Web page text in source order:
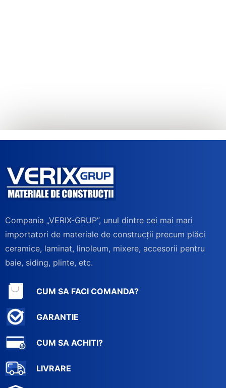
Compania „VERIX-GRUP”, unul dintre cei mai mari
importatori de materiale de construcții precum plăci
ceramice, laminat, linoleum, mixere, accesorii pentru
baie, siding, plinte, etc.
CUM SA FACI COMANDA?
GARANTIE
CUM SA ACHITI?
LIVRARE